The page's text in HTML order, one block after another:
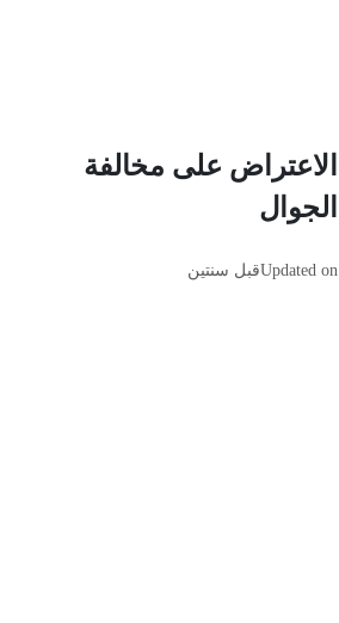
الاعتراض على مخالفة
الجوال
Updated onقبل سنتين